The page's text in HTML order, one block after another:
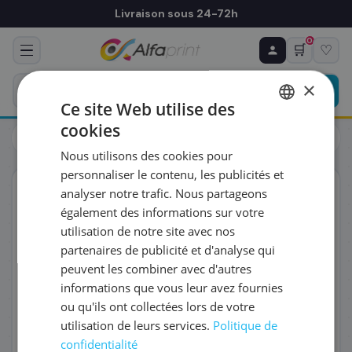
Livraison sous 24-72h
🛒
0
♡
Toners
Brother
ORIGINAL
♻ COMMANDE RÉCURRENTE
Prévoyez & économisez
Programmez votre prochain achat — notre équipe
vous prépare un devis personnalisé
RÉFÉRENCE DU PRODUIT
FRÉQUENCE
QUANTITÉ PAR LIVRAISON
DATE DE PREMIÈRE LIVRAISON SOUHAITÉE
×
Ce site Web utilise des
cookies
Nous utilisons des cookies pour
personnaliser le contenu, les publicités et
analyser notre trafic. Nous partageons
également des informations sur votre
utilisation de notre site avec nos
partenaires de publicité et d'analyse qui
peuvent les combiner avec d'autres
informations que vous leur avez fournies
ou qu'ils ont collectées lors de votre
utilisation de leurs services. Politique de
confidentialité